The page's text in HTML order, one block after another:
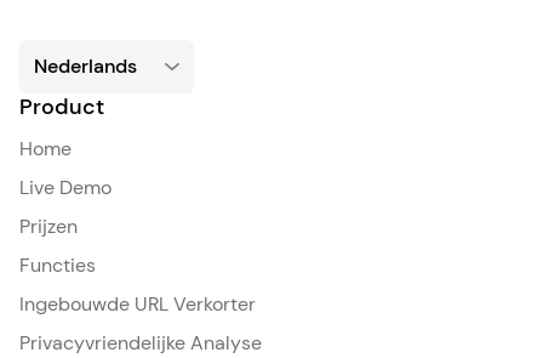
Product
Home
Live Demo
Prijzen
Functies
Ingebouwde URL Verkorter
Privacyvriendelijke Analyse